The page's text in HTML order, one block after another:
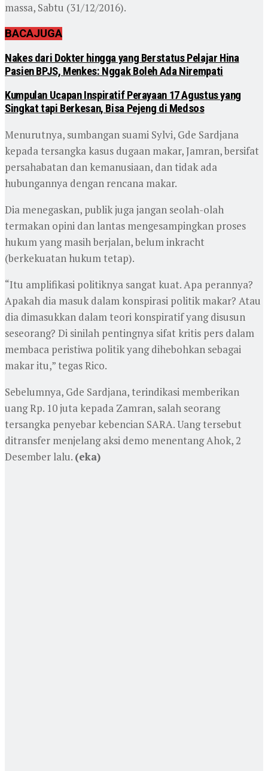
massa, Sabtu (31/12/2016).
BACAJUGA
Nakes dari Dokter hingga yang Berstatus Pelajar Hina
Pasien BPJS, Menkes: Nggak Boleh Ada Nirempati
Kumpulan Ucapan Inspiratif Perayaan 17 Agustus yang
Singkat tapi Berkesan, Bisa Pejeng di Medsos
Menurutnya, sumbangan suami Sylvi, Gde Sardjana
kepada tersangka kasus dugaan makar, Jamran, bersifat
persahabatan dan kemanusiaan, dan tidak ada
hubungannya dengan rencana makar.
Dia menegaskan, publik juga jangan seolah-olah
termakan opini dan lantas mengesampingkan proses
hukum yang masih berjalan, belum inkracht
(berkekuatan hukum tetap).
“Itu amplifikasi politiknya sangat kuat. Apa perannya?
Apakah dia masuk dalam konspirasi politik makar? Atau
dia dimasukkan dalam teori konspiratif yang disusun
seseorang? Di sinilah pentingnya sifat kritis pers dalam
membaca peristiwa politik yang dihebohkan sebagai
makar itu,” tegas Rico.
Sebelumnya, Gde Sardjana, terindikasi memberikan
uang Rp. 10 juta kepada Zamran, salah seorang
tersangka penyebar kebencian SARA. Uang tersebut
ditransfer menjelang aksi demo menentang Ahok, 2
Desember lalu. (eka)